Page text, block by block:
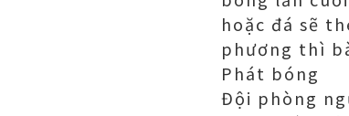
hoặc đá sẽ
phương thì
Phát bóng
Đội phòng